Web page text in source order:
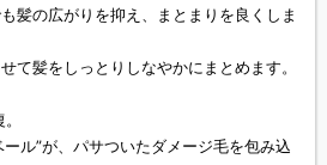
髪の広がりを抑え、まとまりを良くしま
て髪をしっとりしなやかにまとめます。
ル”が、パサついたダメージ毛を包み込